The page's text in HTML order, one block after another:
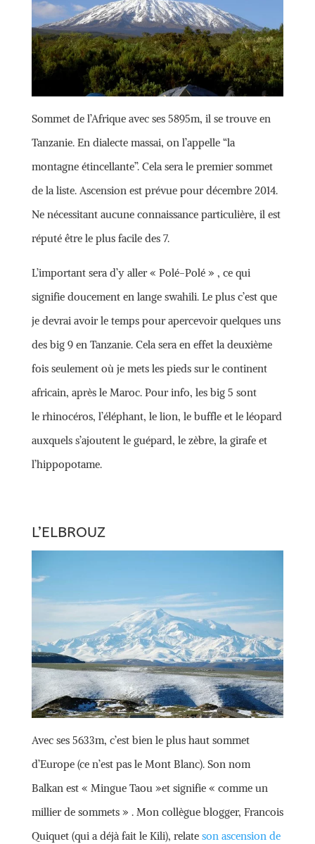
Sommet de l’Afrique avec ses 5895m, il se trouve en
Tanzanie. En dialecte massai, on l’appelle “la
montagne étincellante”. Cela sera le premier sommet
de la liste. Ascension est prévue pour décembre 2014.
Ne nécessitant aucune connaissance particulière, il est
réputé être le plus facile des 7.
L’important sera d’y aller « Polé-Polé » , ce qui
signifie doucement en lange swahili. Le plus c’est que
je devrai avoir le temps pour apercevoir quelques uns
des big 9 en Tanzanie. Cela sera en effet la deuxième
fois seulement où je mets les pieds sur le continent
africain, après le Maroc. Pour info, les big 5 sont
le rhinocéros, l’éléphant, le lion, le buffle et le léopard
auxquels s’ajoutent le guépard, le zèbre, la girafe et
l’hippopotame.
L’ELBROUZ
Avec ses 5633m, c’est bien le plus haut sommet
d’Europe (ce n’est pas le Mont Blanc). Son nom
Balkan est « Mingue Taou »et signifie « comme un
millier de sommets » . Mon collègue blogger, Francois
Quiquet (qui a déjà fait le Kili), relate son ascension de